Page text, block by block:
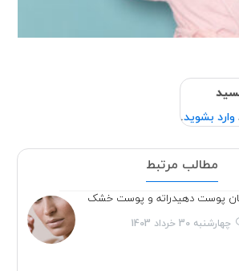
وارد بشوید.
مطالب مرتبط
پوست دهیدراته و پوست خشک
چهارشنبه 30 خرداد 1403